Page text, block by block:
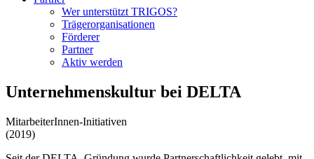
Wer unterstützt TRIGOS?
Trägerorganisationen
Förderer
Partner
Aktiv werden
Unternehmenskultur bei DELTA
MitarbeiterInnen-Initiativen
(2019)